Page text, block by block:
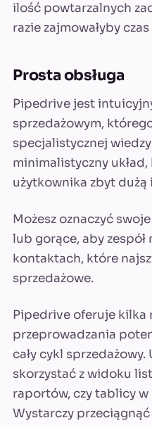
ilość powtarzalnych
razie zajmowałyby
Prosta obsługa
Pipedrive jest
sprzedażowym,
specjalistycznej
minimalistyczny
użytkownika zbyt
Możesz oznaczyć
lub gorące, aby zespół
kontaktach, które
sprzedażowe.
Pipedrive oferuje kilka
przeprowadzania
cały cykl
skorzystać z widoku
raportów, czy tablicy
Wystarczy